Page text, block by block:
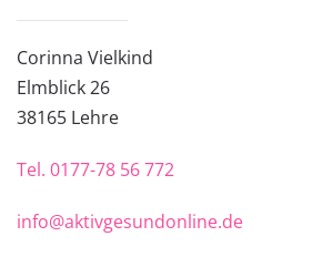
Corinna Vielkind
Elmblick 26
38165 Lehre
Tel. 0177-78 56 772
info@aktivgesundonline.de